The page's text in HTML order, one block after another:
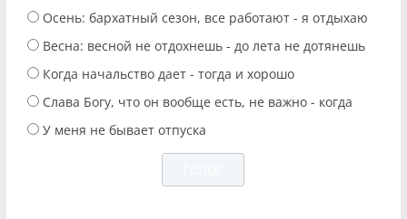
Осень: бархатный сезон, все работают - я отдыхаю
Весна: весной не отдохнешь - до лета не дотянешь
Когда начальство дает - тогда и хорошо
Слава Богу, что он вообще есть, не важно - когда
У меня не бывает отпуска